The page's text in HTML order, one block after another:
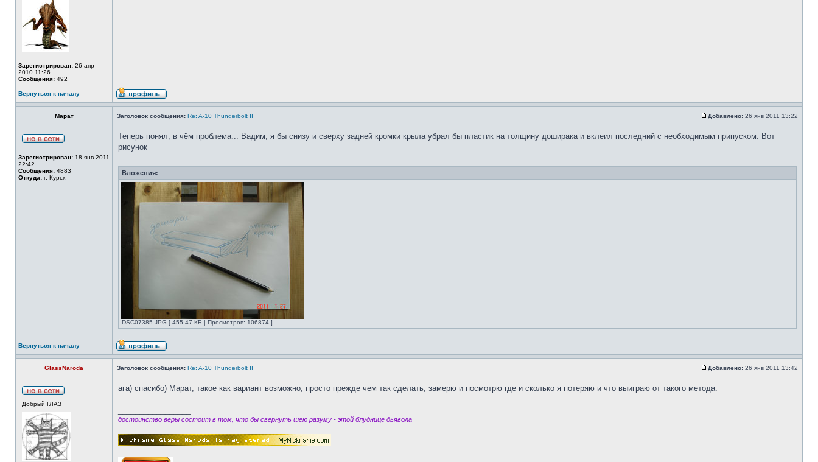
Зарегистрирован: 26 апр
2010 11:26
Сообщения: 492
Вернуться к началу
Марат Заголовок сообщения: Re: A-10 Thunderbolt II Добавлено: 26 янв 2011 13:22
Зарегистрирован: 18 янв 2011
22:42
Сообщения: 4883
Откуда: г. Курск
Теперь понял, в чём проблема... Вадим, я бы снизу и сверху задней кромки крыла убрал бы пластик на толщину доширака и вклеил последний с необходимым припуском. Вот
рисунок
Вложения:
DSC07385.JPG [ 455.47 КБ | Просмотров: 106874 ]
Вернуться к началу
GlassNaroda Заголовок сообщения: Re: A-10 Thunderbolt II Добавлено: 26 янв 2011 13:42
Добрый ГЛАЗ
ага) спасибо) Марат, такое как вариант возможно, просто прежде чем так сделать, замерю и посмотрю где и сколько я потеряю и что выиграю от такого метода.
достоинство веры состоит в том, что бы свернуть шею разуму - этой блуднице дьявола